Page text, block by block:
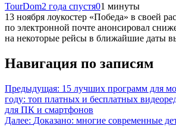
TourDom2 года спустя01 минуты
13 ноября лоукостер «Победа» в своей
по электронной почте анонсировал
на некоторые рейсы в ближайшие даты
Навигация по записям
Предыдущая: 15 лучших программ для
году: топ платных и бесплатных
для ПК и смартфонов
Далее: Доказано: многие современные